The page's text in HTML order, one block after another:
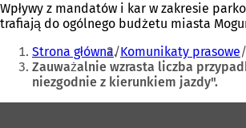
Wpływy z mandatów i kar w zakresie
trafiają do ogólnego budżetu miasta
Jesteś
tutaj:
Strona główna Komunikaty prasowe
Zauważalnie wzrasta liczba
niezgodnie z kierunkiem jazdy".